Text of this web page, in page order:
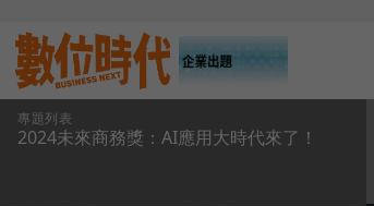
專題列表
2024未來商務獎：AI應用大時代來了！